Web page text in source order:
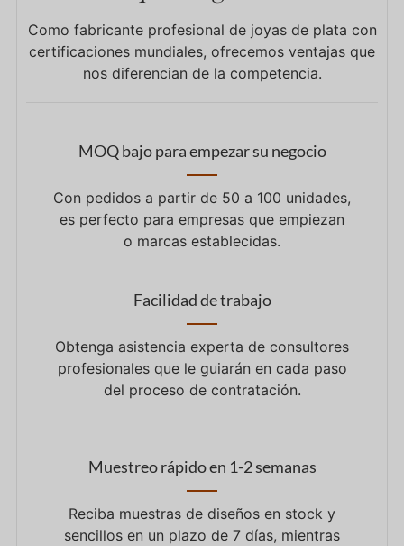
Como fabricante profesional de joyas de plata con
certificaciones mundiales, ofrecemos ventajas que
nos diferencian de la competencia.
MOQ bajo para empezar su negocio
Con pedidos a partir de 50 a 100 unidades,
es perfecto para empresas que empiezan
o marcas establecidas.
Facilidad de trabajo
Obtenga asistencia experta de consultores
profesionales que le guiarán en cada paso
del proceso de contratación.
Muestreo rápido en 1-2 semanas
Reciba muestras de diseños en stock y
sencillos en un plazo de 7 días, mientras